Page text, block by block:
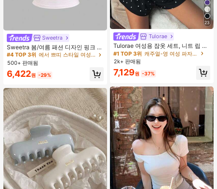
Sweetra
Sweetra 봄/여름 패션 디자인 핑크 스
트라이프 브라운 폴카 도트 스파게티
스트랩 2 In 1 스위트 걸리시 비치 로
맨틱 휴가 스타일 여성용 캐미 탱크 탑
#4 TOP 3위
에서 쁘띠 스타일 여성 상의, 블라우스 & 티
거의 매진!
#4 TOP 3위
에서 쁘띠 스타일 여성 상의, 블라우스 & 티
거의 매진!
#4 TOP 3위
에서 쁘띠 스타일 여성 상의, 블라우스 & 티
거의 매진!
#4 TOP 3위
거의 매진!
500+ 판매됨
6,422원 -29%
23
Tulorae
Tulorae 여성용 잠옷 세트, 니트 립 원
단, 하트 프린트 대비 레이스 트림, 로
맨틱 달콤 귀여운 섹시 캐미솔 & 반바
지 베이비돌 잠옷 세트 투피스 나이트
세트 섹시 잠옷 세트 여성용 잠옷 롬퍼
투피스 잠옷 세트 여성용 잠옷 세트 도
트 잠옷 세트 잠옷 반바지 세트 투피스
잠옷 세트 여성용 여름 세트 도트 반바
지 세트 여성용 잠옷 세트 반바지 잠옷
세트 여성용 투피스 여름 라운지 세트
#1 TOP 3위
캐주얼-영 여성 파자마 세트
2k+ 판매됨
7,129원 -37%